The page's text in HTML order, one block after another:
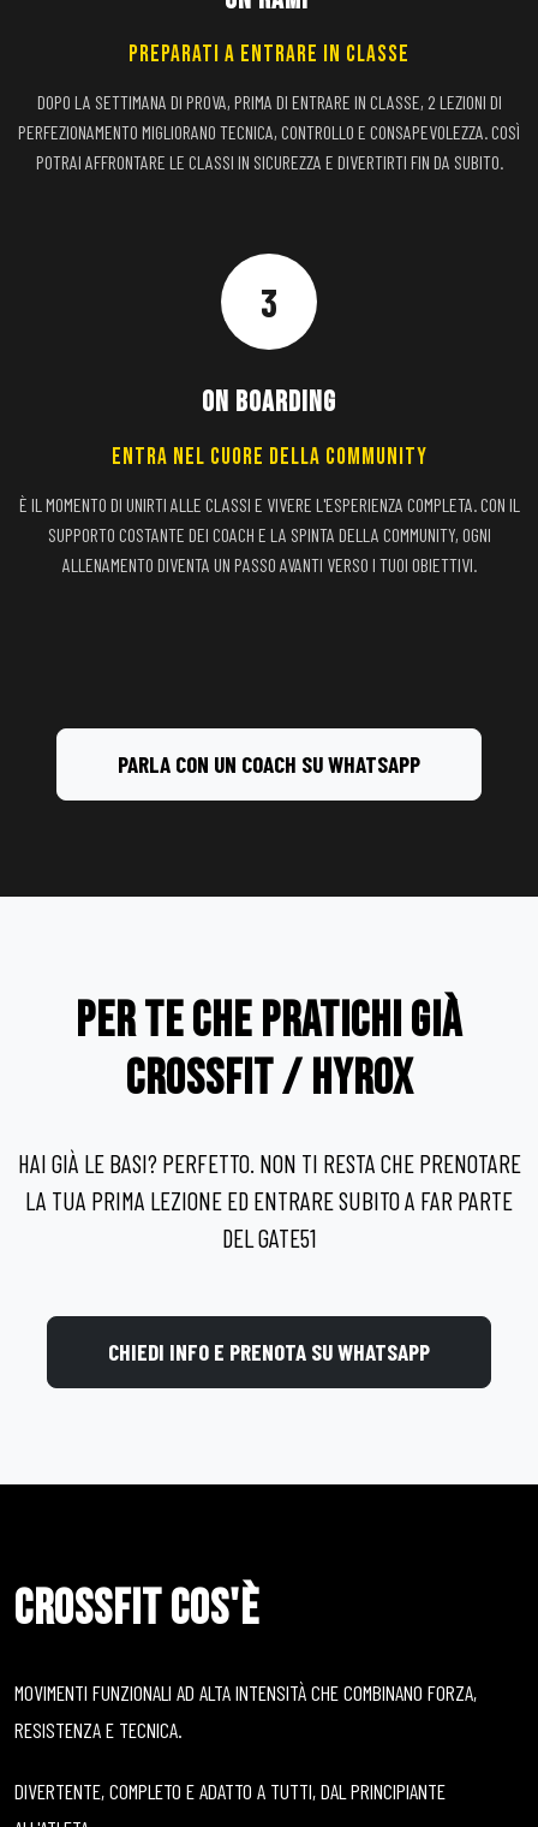
PREPARATI A ENTRARE IN CLASSE
DOPO LA SETTIMANA DI PROVA, PRIMA DI ENTRARE IN CLASSE, 2 LEZIONI DI
PERFEZIONAMENTO MIGLIORANO TECNICA, CONTROLLO E CONSAPEVOLEZZA. COSÌ
POTRAI AFFRONTARE LE CLASSI IN SICUREZZA E DIVERTIRTI FIN DA SUBITO.
3
ON BOARDING
ENTRA NEL CUORE DELLA COMMUNITY
È IL MOMENTO DI UNIRTI ALLE CLASSI E VIVERE L'ESPERIENZA COMPLETA. CON IL
SUPPORTO COSTANTE DEI COACH E LA SPINTA DELLA COMMUNITY, OGNI
ALLENAMENTO DIVENTA UN PASSO AVANTI VERSO I TUOI OBIETTIVI.
PARLA CON UN COACH SU WHATSAPP
PER TE CHE PRATICHI GIÀ
CROSSFIT / HYROX
HAI GIÀ LE BASI? PERFETTO. NON TI RESTA CHE PRENOTARE
LA TUA PRIMA LEZIONE ED ENTRARE SUBITO A FAR PARTE
DEL GATE51
CHIEDI INFO E PRENOTA SU WHATSAPP
CROSSFIT COS'È
MOVIMENTI FUNZIONALI AD ALTA INTENSITÀ CHE COMBINANO FORZA,
RESISTENZA E TECNICA.
DIVERTENTE, COMPLETO E ADATTO A TUTTI, DAL PRINCIPIANTE